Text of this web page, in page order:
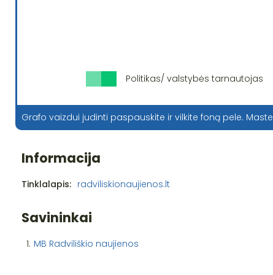
Politikas/ valstybės tarnautojas
Grafo vaizdui judinti paspauskite ir vilkite foną pele.
Informacija
Tinklalapis: radviliskionaujienos.lt
Savininkai
1. MB Radviliškio naujienos